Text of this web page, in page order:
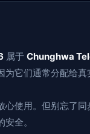
属于 Chunghwa
为它们通常分配给
心使用。但别忘了同
全。